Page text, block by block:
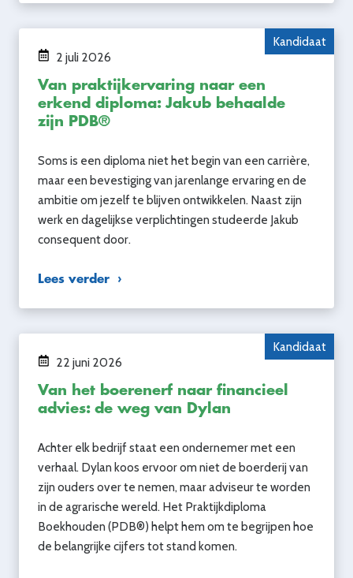
Kandidaat
2 juli 2026
Van praktijkervaring naar een
erkend diploma: Jakub behaalde
zijn PDB®
Soms is een diploma niet het begin van een carrière,
maar een bevestiging van jarenlange ervaring en de
ambitie om jezelf te blijven ontwikkelen. Naast zijn
werk en dagelijkse verplichtingen studeerde Jakub
consequent door.
Lees verder
Kandidaat
22 juni 2026
Van het boerenerf naar financieel
advies: de weg van Dylan
Achter elk bedrijf staat een ondernemer met een
verhaal. Dylan koos ervoor om niet de boerderij van
zijn ouders over te nemen, maar adviseur te worden
in de agrarische wereld. Het Praktijkdiploma
Boekhouden (PDB®) helpt hem om te begrijpen hoe
de belangrijke cijfers tot stand komen.